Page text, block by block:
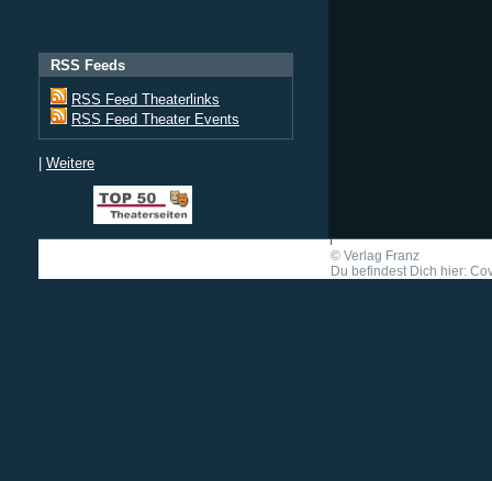
RSS Feeds
RSS Feed Theaterlinks
RSS Feed Theater Events
| Weitere
© Verlag Franz
Du befindest Dich hier: